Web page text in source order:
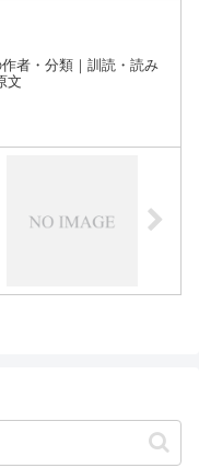
者・分類｜訓読・読み
文